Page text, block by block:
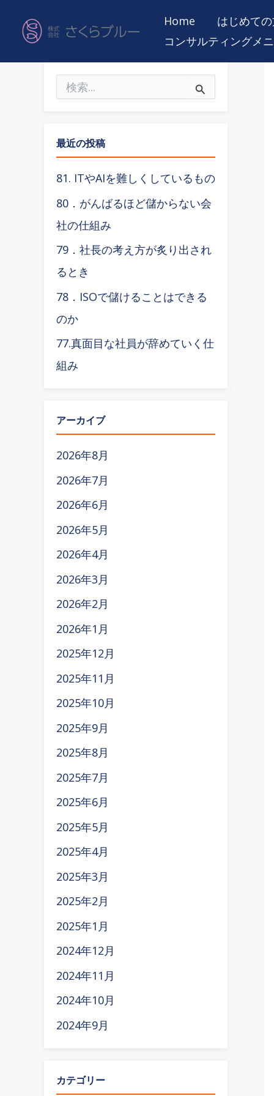
Home
はじめて
コンサルティングメ
索
最近の投稿
81. ITやAIを難しくしているもの
80．がんばるほど儲からない会
社の仕組み
79．社長の考え方が炙り出され
るとき
78．ISOで儲けることはできる
のか
77.真面目な社員が辞めていく仕
組み
アーカイブ
2026年8月
2026年7月
2026年6月
2026年5月
2026年4月
2026年3月
2026年2月
2026年1月
2025年12月
2025年11月
2025年10月
2025年9月
2025年8月
2025年7月
2025年6月
2025年5月
2025年4月
2025年3月
2025年2月
2025年1月
2024年12月
2024年11月
2024年10月
2024年9月
カテゴリー